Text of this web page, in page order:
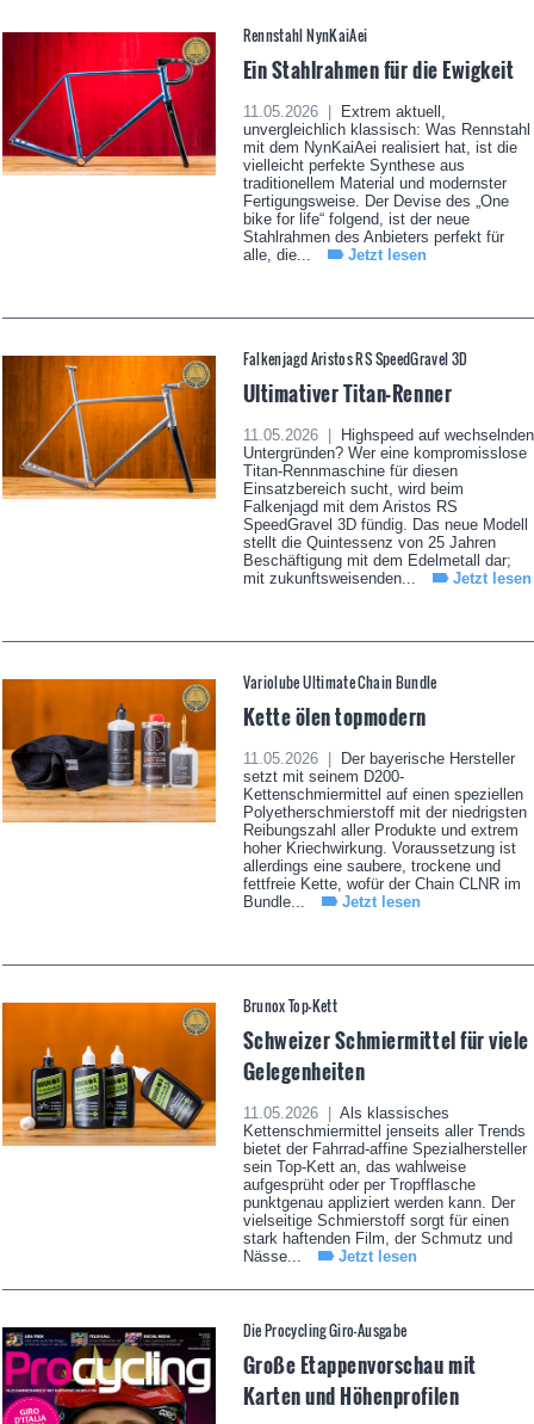
Rennstahl NynKaiAei
Ein Stahlrahmen für die Ewigkeit
11.05.2026 |
Extrem aktuell,
unvergleichlich klassisch: Was Rennstahl
mit dem NynKaiAei realisiert hat, ist die
vielleicht perfekte Synthese aus
traditionellem Material und modernster
Fertigungsweise. Der Devise des „One
bike for life“ folgend, ist der neue
Stahlrahmen des Anbieters perfekt für
alle, die...
Jetzt lesen
Falkenjagd Aristos RS SpeedGravel 3D
Ultimativer Titan-Renner
11.05.2026 |
Highspeed auf wechselnden
Untergründen? Wer eine kompromisslose
Titan-Rennmaschine für diesen
Einsatzbereich sucht, wird beim
Falkenjagd mit dem Aristos RS
SpeedGravel 3D fündig. Das neue Modell
stellt die Quintessenz von 25 Jahren
Beschäftigung mit dem Edelmetall dar;
mit zukunftsweisenden...
Jetzt lesen
Variolube Ultimate Chain Bundle
Kette ölen topmodern
11.05.2026 |
Der bayerische Hersteller
setzt mit seinem D200-
Kettenschmiermittel auf einen speziellen
Polyetherschmierstoff mit der niedrigsten
Reibungszahl aller Produkte und extrem
hoher Kriechwirkung. Voraussetzung ist
allerdings eine saubere, trockene und
fettfreie Kette, wofür der Chain CLNR im
Bundle...
Jetzt lesen
Brunox Top-Kett
Schweizer Schmiermittel für viele
Gelegenheiten
11.05.2026 |
Als klassisches
Kettenschmiermittel jenseits aller Trends
bietet der Fahrrad-affine Spezialhersteller
sein Top-Kett an, das wahlweise
aufgesprüht oder per Tropfflasche
punktgenau appliziert werden kann. Der
vielseitige Schmierstoff sorgt für einen
stark haftenden Film, der Schmutz und
Nässe...
Jetzt lesen
Die Procycling Giro-Ausgabe
Große Etappenvorschau mit
Karten und Höhenprofilen